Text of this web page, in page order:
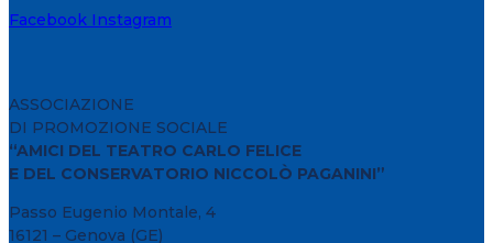
Facebook Instagram
ASSOCIAZIONE
DI PROMOZIONE SOCIALE
“AMICI DEL TEATRO CARLO FELICE
E DEL CONSERVATORIO NICCOLÒ PAGANINI”
Passo Eugenio Montale, 4
16121 – Genova (GE)